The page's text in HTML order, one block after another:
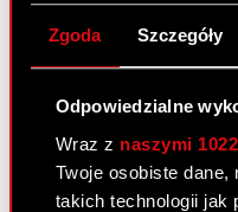
Zgoda Szczegóły
Odpowiedzialne
Wraz z naszymi
Twoje osobiste
takich technologii jak
PDF
przez osoby
PDF
Badowski
PDF
Iwiński